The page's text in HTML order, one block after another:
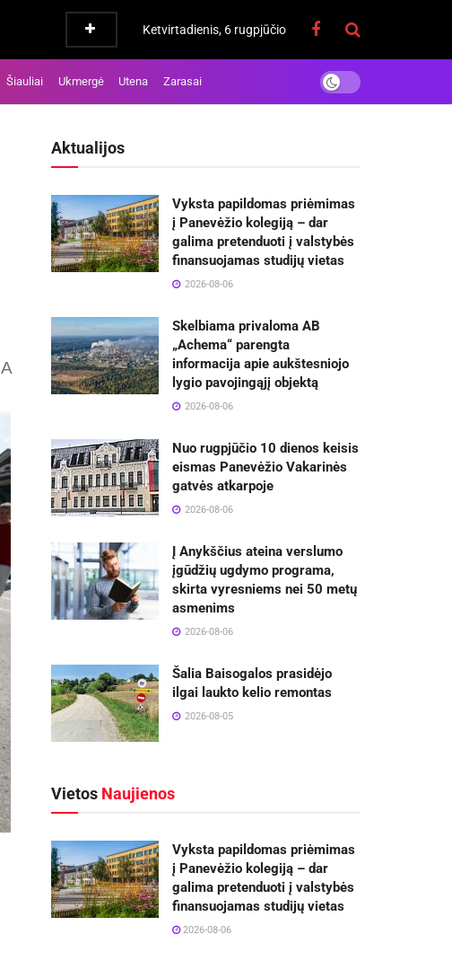
Ketvirtadienis, 6 rugpjūčio
Šiauliai Ukmergė Utena Zarasai
A
Aktualijos
Vyksta papildomas priėmimas
į Panevėžio kolegiją – dar
galima pretenduoti į valstybės
finansuojamas studijų vietas
2026-08-06
Skelbiama privaloma AB
„Achema“ parengta
informacija apie aukštesniojo
lygio pavojingąjį objektą
2026-08-06
Nuo rugpjūčio 10 dienos keisis
eismas Panevėžio Vakarinės
gatvės atkarpoje
2026-08-06
Į Anykščius ateina verslumo
įgūdžių ugdymo programa,
skirta vyresniems nei 50 metų
asmenims
2026-08-06
Šalia Baisogalos prasidėjo
ilgai laukto kelio remontas
2026-08-05
Vietos Naujienos
Vyksta papildomas priėmimas
į Panevėžio kolegiją – dar
galima pretenduoti į valstybės
finansuojamas studijų vietas
2026-08-06